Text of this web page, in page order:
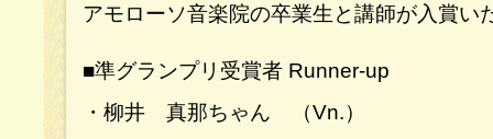
アモローソ音楽院の卒業生と講師が入賞い
■準グランプリ受賞者 Runner-up
・柳井 真那ちゃん （Vn.）